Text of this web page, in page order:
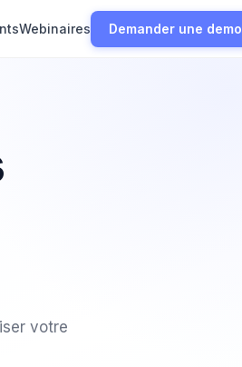
Webinaires Demander une demo
votre